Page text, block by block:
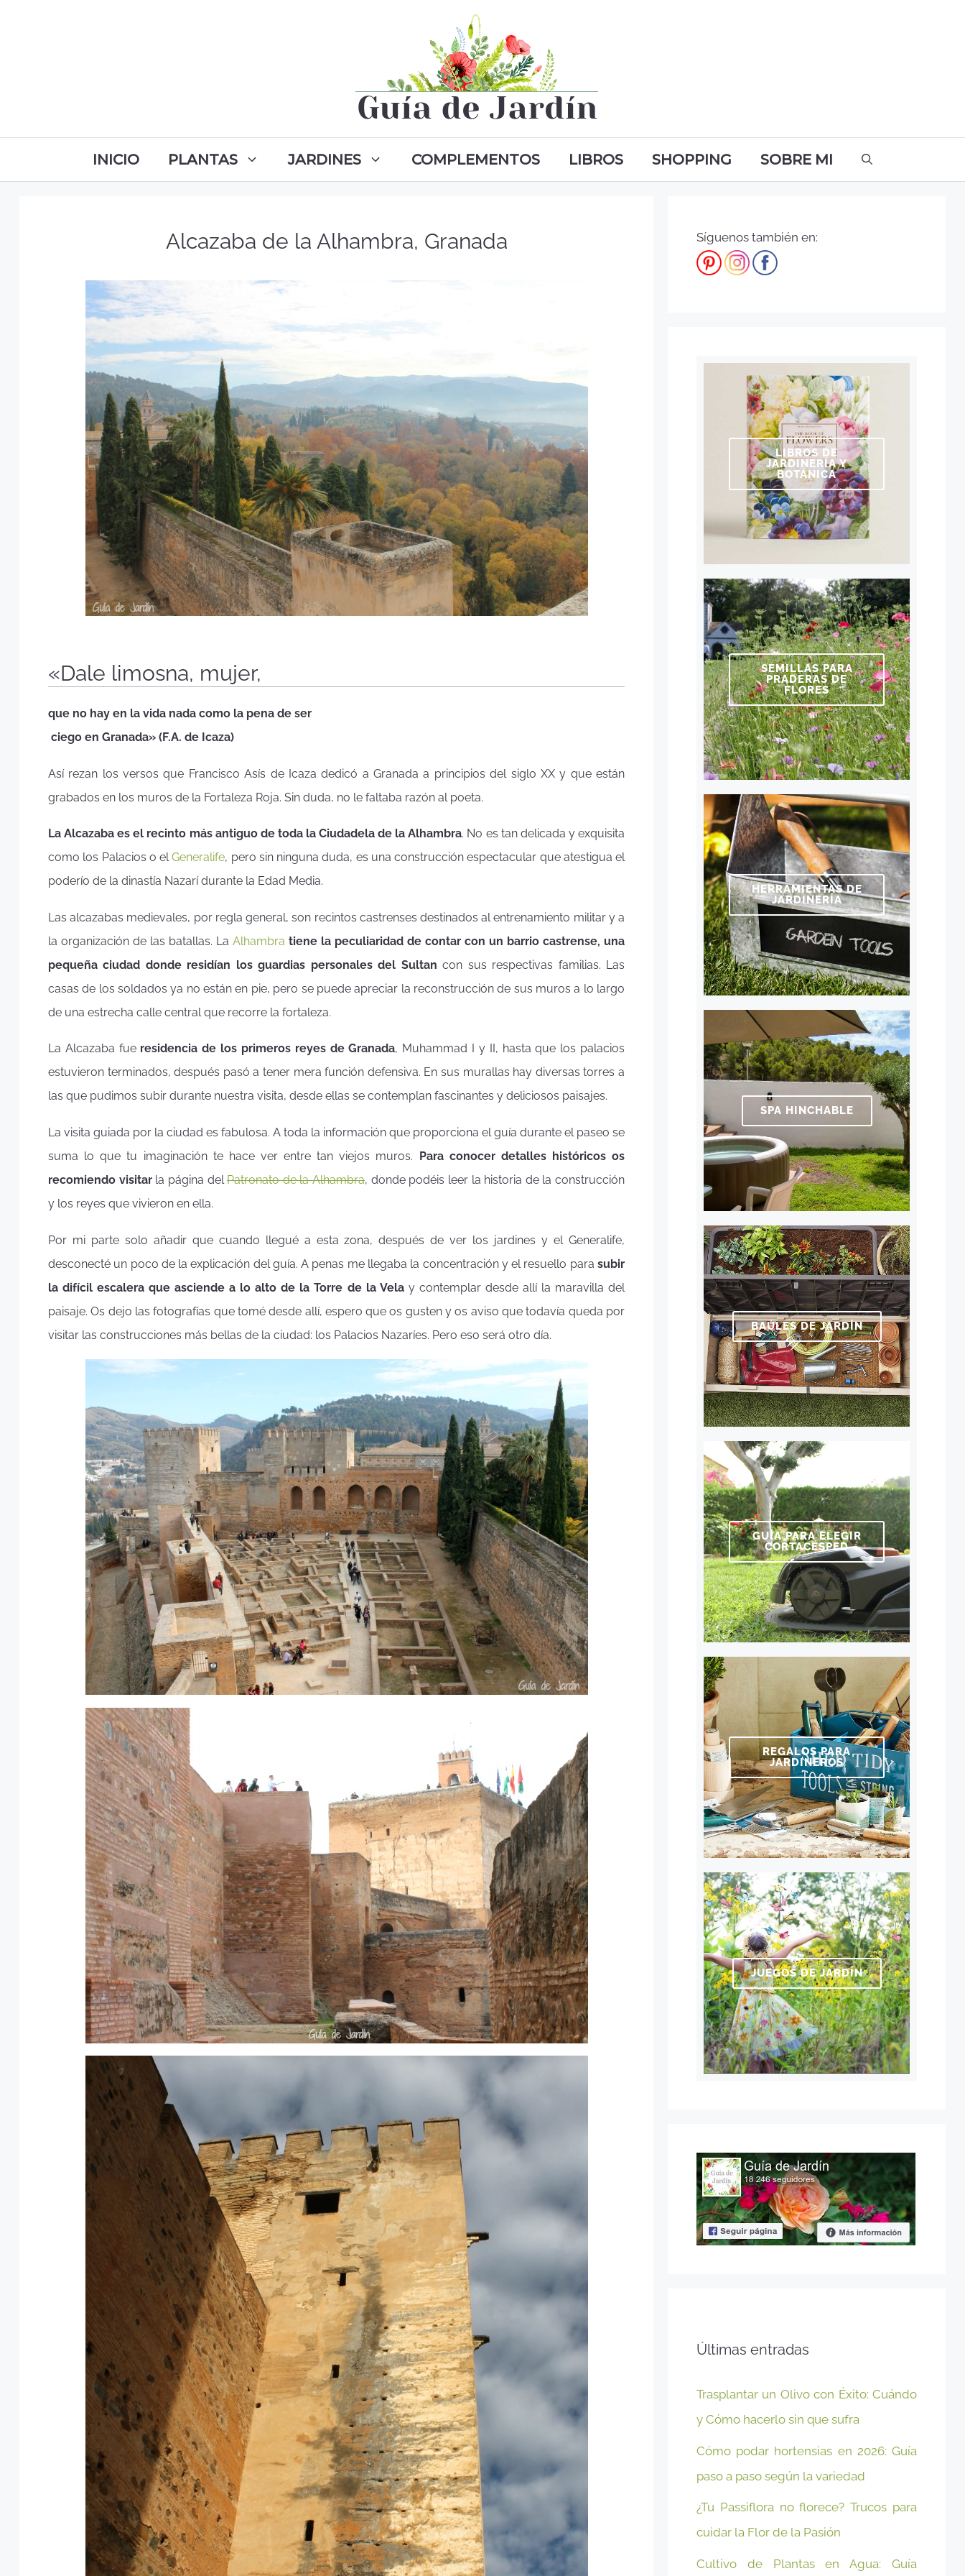
INICIO PLANTAS JARDINES COMPLEMENTOS LIBROS SHOPPING SOBRE MI
Alcazaba de la Alhambra, Granada
«Dale limosna, mujer,
que no hay en la vida nada como la pena de ser
ciego en Granada» (F.A. de Icaza)
Así rezan los versos que Francisco Asís de Icaza dedicó a Granada a principios del siglo XX y que están
grabados en los muros de la Fortaleza Roja. Sin duda, no le faltaba razón al poeta.
La Alcazaba es el recinto más antiguo de toda la Ciudadela de la Alhambra. No es tan delicada y exquisita
como los Palacios o elGeneralife, pero sin ninguna duda, es una construcción espectacular que atestigua el
poderío de la dinastía Nazarí durante la Edad Media.
Las alcazabas medievales, por regla general, son recintos castrenses destinados al entrenamiento militar y a
la organización de las batallas. La Alhambra tiene la peculiaridad de contar con un barrio castrense, una
pequeña ciudad donde residían los guardias personales del Sultan con sus respectivas familias. Las
casas de los soldados ya no están en pie, pero se puede apreciar la reconstrucción de sus muros a lo largo
de una estrecha calle central que recorre la fortaleza.
La Alcazaba fue residencia de los primeros reyes de Granada, Muhammad I y II, hasta que los palacios
estuvieron terminados, después pasó a tener mera función defensiva. En sus murallas hay diversas torres a
las que pudimos subir durante nuestra visita, desde ellas se contemplan fascinantes y deliciosos paisajes.
La visita guiada por la ciudad es fabulosa. A toda la información que proporciona el guía durante el paseo se
suma lo que tu imaginación te hace ver entre tan viejos muros. Para conocer detalles históricos os
recomiendo visitarla página delPatronato de la Alhambra, donde podéis leer la historia de la construcción
y los reyes que vivieron en ella.
Por mi parte solo añadir que cuando llegué a esta zona, después de ver los jardines y el Generalife,
desconecté un poco de la explicación del guía. A penas me llegaba la concentración y el resuello para subir
la difícil escalera que asciende a lo alto de la Torre de la Velay contemplar desde allí la maravilla del
paisaje. Os dejo las fotografías que tomé desde allí, espero que os gusten y os aviso que todavía queda por
visitar las construcciones más bellas de la ciudad: los Palacios Nazaríes. Pero eso será otro día.
Síguenos también en:
LIBROS DE
JARDINERÍA Y
BOTÁNICA
SEMILLAS PARA
PRADERAS DE
FLORES
HERRAMIENTAS DE
JARDINERÍA
SPA HINCHABLE
BAÚLES DE JARDÍN
GUÍA PARA ELEGIR
CORTACÉSPED
REGALOS PARA
JARDINEROS
JUEGOS DE JARDÍN
Últimas entradas
Trasplantar un Olivo con Éxito: Cuándo
y Cómo hacerlo sin que sufra
Cómo podar hortensias en 2026: Guía
paso a paso según la variedad
¿Tu Passiflora no florece? Trucos para
cuidar la Flor de la Pasión
Cultivo de Plantas en Agua: Guía